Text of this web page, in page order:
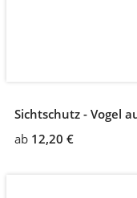
Sichtschutz - Vogel
ab 12,20 €